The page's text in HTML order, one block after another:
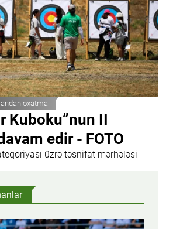
oxatma
Kuboku”nun II
edir - FOTO
üzrə təsnifat mərhələsi